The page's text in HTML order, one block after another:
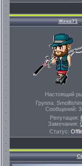
Жека71
Настоящий
Группа:
Сообщений:
Репутация:
Замечания:
Статус: